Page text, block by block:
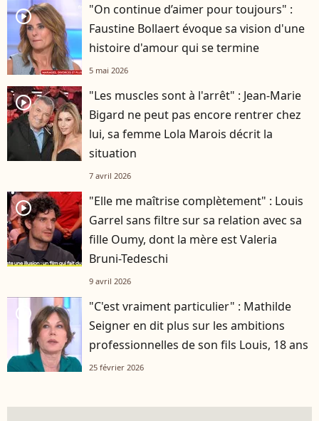
player2
"On continue d’aimer pour toujours" :
Faustine Bollaert évoque sa vision d'une
histoire d'amour qui se termine
5 mai 2026
player2
"Les muscles sont à l'arrêt" : Jean-Marie
Bigard ne peut pas encore rentrer chez
lui, sa femme Lola Marois décrit la
situation
7 avril 2026
player2
"Elle me maîtrise complètement" : Louis
Garrel sans filtre sur sa relation avec sa
fille Oumy, dont la mère est Valeria
Bruni-Tedeschi
9 avril 2026
player2
"C'est vraiment particulier" : Mathilde
Seigner en dit plus sur les ambitions
professionnelles de son fils Louis, 18 ans
25 février 2026